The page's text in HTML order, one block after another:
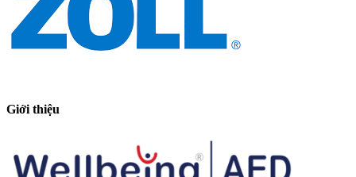
Giới thiệu